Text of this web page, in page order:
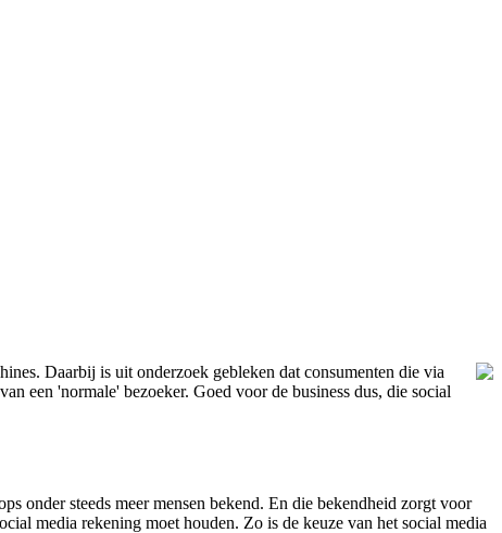
Daarbij is uit onderzoek gebleken dat consumenten die via
een 'normale' bezoeker. Goed voor de business dus, die social
onder steeds meer mensen bekend. En die bekendheid zorgt voor
media rekening moet houden. Zo is de keuze van het social media